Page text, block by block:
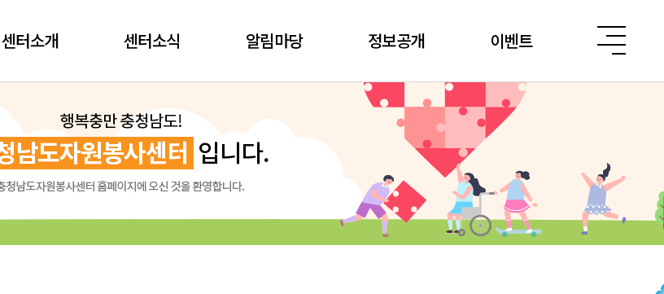
센터소개 센터소식 알림마당 정보공개 이벤트